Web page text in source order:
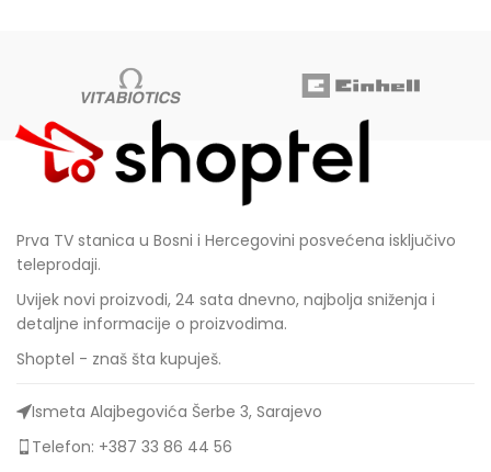
Prva TV stanica u Bosni i Hercegovini posvećena isključivo
teleprodaji.
Uvijek novi proizvodi, 24 sata dnevno, najbolja sniženja i
detaljne informacije o proizvodima.
Shoptel - znaš šta kupuješ.
Ismeta Alajbegovića Šerbe 3, Sarajevo
Telefon: +387 33 86 44 56